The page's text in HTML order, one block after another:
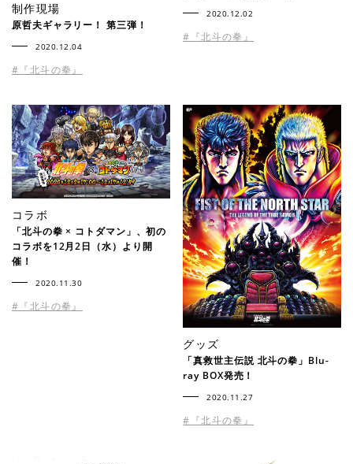
制作現場
原哲夫ギャラリー！ 第三弾！
2020.12.04
#『北斗の拳』
2020.12.02
#『北斗の拳』
コラボ
「北斗の拳 × コトダマン」、初の
コラボを12月2日（水）より開
催！
2020.11.30
#『北斗の拳』
グッズ
「真救世主伝説 北斗の拳」Blu-
ray BOX発売！
2020.11.27
#『北斗の拳』